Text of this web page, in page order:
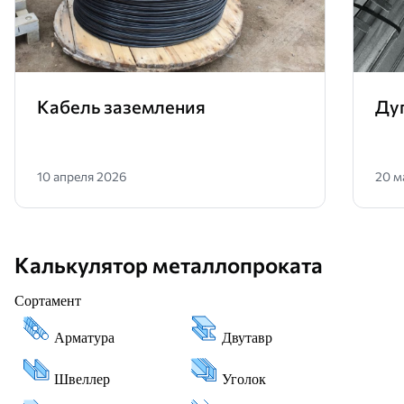
Кабель заземления
10 апреля 2026 20
Калькулятор металлопроката